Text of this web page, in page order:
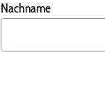
Nachname